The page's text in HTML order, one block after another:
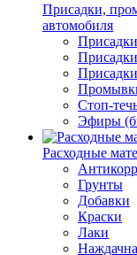
Присадки,
автомобиля
Стоп-
Эфиры
Расходные
Грунты
Добавки
Краски
Лаки